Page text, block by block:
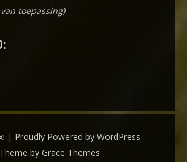
toepassing)
| Proudly Powered by WordPress
Theme by Grace Themes